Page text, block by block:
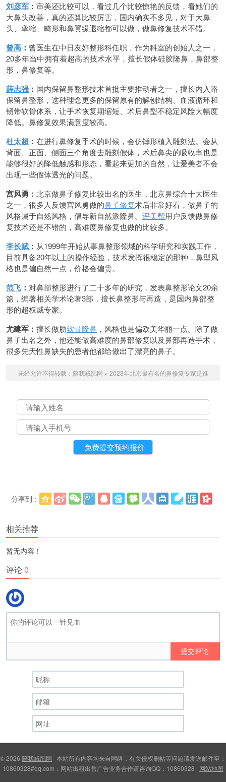
刘彦军 ： 审美还比较可以，看过几个比较惊艳的反馈，看她们的
大鼻头改善，真的还算比较厉害，国内确实不多见，对于大鼻
头、挛缩、畸形和鼻翼缘退缩都可以做，做鼻修复技术不错。
曾高 ： 曾医生在中日友好整形科任职，作为科室的创始人之一，
20多年当中拥有着超高的技术水平，擅长假体硅胶隆鼻，鼻部整
形，鼻修复等。
薛志强 ： 国内保留鼻整形技术首批主要推动者之一，擅长内入路
保留鼻整形，这种理念更多的保留原有的解刨结构、血液循环和
韧带软骨体系，让手术恢复期缩短、术后鼻型不稳定风险大幅度
降低。鼻修复效果满意度较高。
杜太超 ： 在进行鼻修复手术的时候，会仿锤形植入雕刻法。会从
背面、正面、侧面三个角度去雕刻假体，术后鼻尖的吸收率也是
能够很好的降低触感和形态，看起来更加的自然，让爱美者不会
出现一些假体透光的问题。
宫风勇： 北京做鼻子修复比较出名的医生，北京鼻综合十大医生
之一，很多人反馈宫风勇做的鼻子修复术后非常好看，做鼻子的
风格属于自然风格，倡导新自然派隆鼻。 评美帮用户反馈做鼻修
复技术还是不错的，高难度鼻修复也做的比较多。
李长赋 ： 从1999年开始从事鼻整形领域的科学研究和实践工作，
目前具备20年以上的操作经验，技术发挥很稳定的那种，鼻型风
格也是偏自然一点，价格会偏贵。
范飞 ： 对鼻部整形进行了二十多年的研究，发表鼻整形论文20余
篇，编著相关学术论著3部，擅长鼻整形与再造，是国内鼻部整
形的超权威专家。
尤建军： 擅长做肋软骨隆鼻 ，风格也是偏欧美华丽一点。除了做
鼻子出名之外，他还能做高难度的鼻部修复以及鼻部再造手术，
很多先天性鼻缺失的患者他都给做出了漂亮的鼻子。
未经允许不得转载： 陪我减肥网 » 2023年北京最有名的鼻修复专家是谁
分享到：
相关推荐
暂无内容！
评论0
提交评论
© 2026 陪我减肥网 本站所有内容均来自网络，有关侵权删帖等问题请发送邮件至：
10860328#qq.com；网站出租出售广告业务合作请咨询QQ：10860328 网站地图